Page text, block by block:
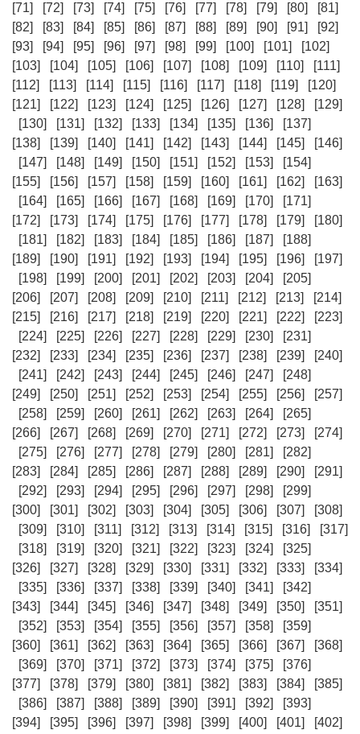
[71]
[72] [73] [74] [75] [76] [77] [78] [79] [80]
[81]
[82]
[83] [84] [85] [86] [87] [88] [89] [90] [91]
[92]
[93]
[94] [95] [96] [97] [98] [99] [100] [101]
[102]
[103]
[104] [105] [106] [107] [108] [109] [110]
[111]
[112]
[113] [114] [115] [116] [117] [118] [119]
[120]
[121]
[122] [123] [124] [125] [126] [127] [128]
[129]
[130]
[131] [132] [133] [134] [135] [136]
[137]
[138]
[139] [140] [141] [142] [143] [144] [145]
[146]
[147]
[148] [149] [150] [151] [152] [153]
[154]
[155]
[156] [157] [158] [159] [160] [161] [162]
[163]
[164]
[165] [166] [167] [168] [169] [170]
[171]
[172]
[173] [174] [175] [176] [177] [178] [179]
[180]
[181]
[182] [183] [184] [185] [186] [187]
[188]
[189]
[190] [191] [192] [193] [194] [195] [196]
[197]
[198]
[199] [200] [201] [202] [203] [204]
[205]
[206]
[207] [208] [209] [210] [211] [212] [213]
[214]
[215]
[216] [217] [218] [219] [220] [221] [222]
[223]
[224]
[225] [226] [227] [228] [229] [230]
[231]
[232]
[233] [234] [235] [236] [237] [238] [239]
[240]
[241]
[242] [243] [244] [245] [246] [247]
[248]
[249]
[250] [251] [252] [253] [254] [255] [256]
[257]
[258]
[259] [260] [261] [262] [263] [264]
[265]
[266]
[267] [268] [269] [270] [271] [272] [273]
[274]
[275]
[276] [277] [278] [279] [280] [281]
[282]
[283]
[284] [285] [286] [287] [288] [289] [290]
[291]
[292]
[293] [294] [295] [296] [297] [298]
[299]
[300]
[301] [302] [303] [304] [305] [306] [307]
[308]
[309]
[310] [311] [312] [313] [314] [315] [316]
[317]
[318]
[319] [320] [321] [322] [323] [324]
[325]
[326]
[327] [328] [329] [330] [331] [332] [333]
[334]
[335]
[336] [337] [338] [339] [340] [341]
[342]
[343]
[344] [345] [346] [347] [348] [349] [350]
[351]
[352]
[353] [354] [355] [356] [357] [358]
[359]
[360]
[361] [362] [363] [364] [365] [366] [367]
[368]
[369]
[370] [371] [372] [373] [374] [375]
[376]
[377]
[378] [379] [380] [381] [382] [383] [384]
[385]
[386]
[387] [388] [389] [390] [391] [392]
[393]
[394]
[395] [396] [397] [398] [399] [400] [401]
[402]